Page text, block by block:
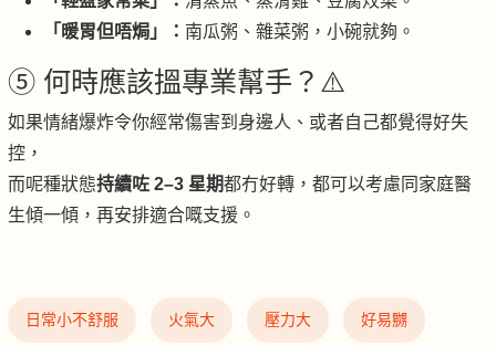
「暖胃但唔焗」： 南瓜粥、雜菜粥，小碗就夠。
⑤ 何時應該搵專業幫手？⚠️
如果情緒爆炸令你經常傷害到身邊人、或者自己都覺得好失
控，
而呢種狀態持續咗 2–3 星期都冇好轉，都可以考慮同家庭醫
生傾一傾，再安排適合嘅支援。
日常小不舒服 火氣大 壓力大 好易嬲